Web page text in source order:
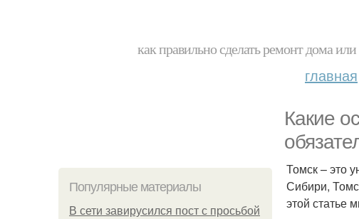
как правильно сделать ремонт дома
главная
Какие
Популярные материалы
В сети завирусился пост с просьбой
Томск – это
Сибири,
этой статье